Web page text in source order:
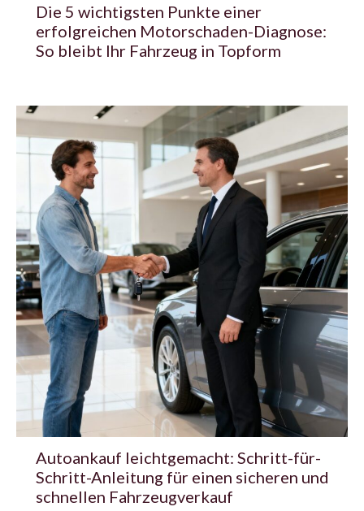
Die 5 wichtigsten Punkte einer
erfolgreichen Motorschaden-Diagnose:
So bleibt Ihr Fahrzeug in Topform
Autoankauf leichtgemacht: Schritt-für-
Schritt-Anleitung für einen sicheren und
schnellen Fahrzeugverkauf